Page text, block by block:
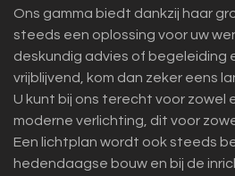
Ons gamma biedt dankzij haar
steeds een oplossing voor uw
deskundig advies of begeleiding
vrijblijvend, kom dan zeker eens
U kunt bij ons terecht voor zowel
moderne verlichting, dit voor
Een lichtplan wordt ook steeds
hedendaagse bouw en bij de